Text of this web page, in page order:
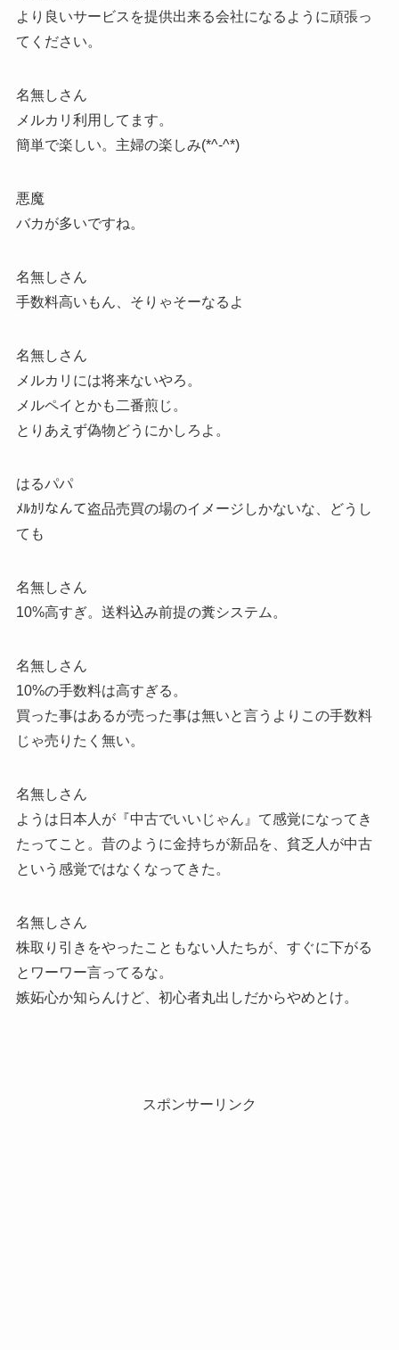
より良いサービスを提供出来る会社になるように頑張っ
てください。
名無しさん
メルカリ利用してます。
簡単で楽しい。主婦の楽しみ(*^-^*)
悪魔
バカが多いですね。
名無しさん
手数料高いもん、そりゃそーなるよ
名無しさん
メルカリには将来ないやろ。
メルペイとかも二番煎じ。
とりあえず偽物どうにかしろよ。
はるパパ
ﾒﾙｶﾘなんて盗品売買の場のイメージしかないな、どうし
ても
名無しさん
10%高すぎ。送料込み前提の糞システム。
名無しさん
10%の手数料は高すぎる。
買った事はあるが売った事は無いと言うよりこの手数料
じゃ売りたく無い。
名無しさん
ようは日本人が『中古でいいじゃん』て感覚になってき
たってこと。昔のように金持ちが新品を、貧乏人が中古
という感覚ではなくなってきた。
名無しさん
株取り引きをやったこともない人たちが、すぐに下がる
とワーワー言ってるな。
嫉妬心か知らんけど、初心者丸出しだからやめとけ。
スポンサーリンク